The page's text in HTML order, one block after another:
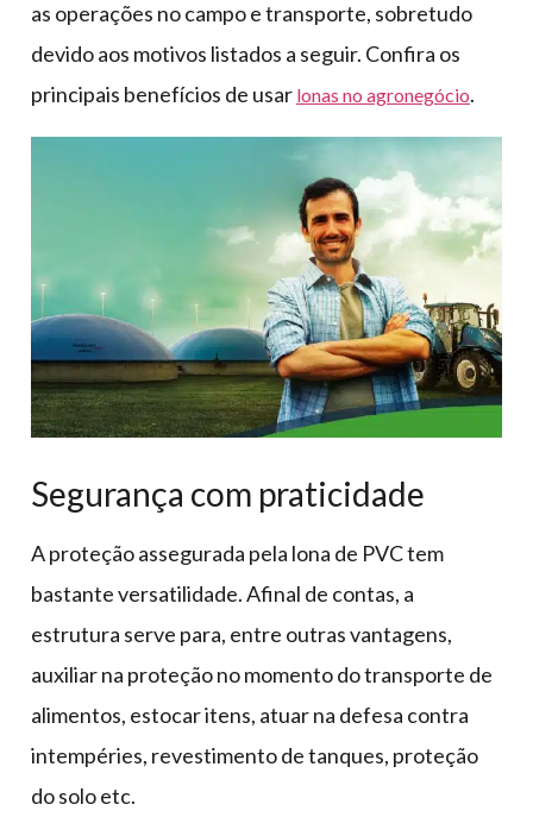
as operações no campo e transporte, sobretudo
devido aos motivos listados a seguir. Confira os
principais benefícios de usar lonas no agronegócio.
Segurança com praticidade
A proteção assegurada pela lona de PVC tem
bastante versatilidade. Afinal de contas, a
estrutura serve para, entre outras vantagens,
auxiliar na proteção no momento do transporte de
alimentos, estocar itens, atuar na defesa contra
intempéries, revestimento de tanques, proteção
do solo etc.